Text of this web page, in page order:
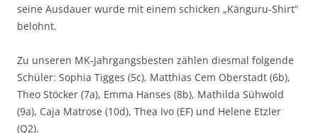
seine Ausdauer wurde mit einem schicken „Känguru-Shirt“
belohnt.
Zu unseren MK-Jahrgangsbesten zählen diesmal folgende
Schüler: Sophia Tigges (5c), Matthias Cem Oberstadt (6b),
Theo Stöcker (7a), Emma Hanses (8b), Mathilda Sühwold
(9a), Caja Matrose (10d), Thea Ivo (EF) und Helene Etzler
(Q2).